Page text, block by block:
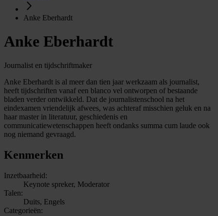
Anke Eberhardt
Anke Eberhardt
Journalist en tijdschriftmaker
Anke Eberhardt is al meer dan tien jaar werkzaam als journalist,
heeft tijdschriften vanaf een blanco vel ontworpen of bestaande
bladen verder ontwikkeld. Dat de journalistenschool na het
eindexamen vriendelijk afwees, was achteraf misschien geluk en na
haar master in literatuur, geschiedenis en
communicatiewetenschappen heeft ondanks summa cum laude ook
nog niemand gevraagd.
Kenmerken
Inzetbaarheid:
Keynote spreker, Moderator
Talen:
Duits, Engels
Categorieën: